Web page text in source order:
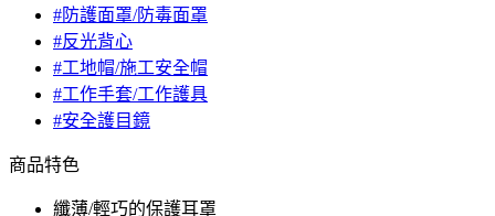
#防護面罩/防毒面罩
#反光背心
#工地帽/施工安全帽
#工作手套/工作護具
#安全護目鏡
商品特色
纖薄/輕巧的保護耳罩